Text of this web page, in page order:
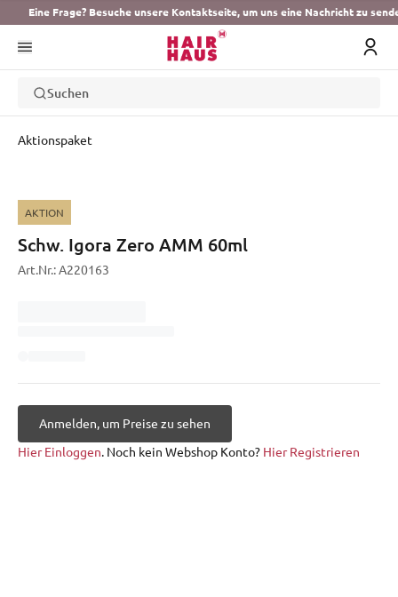
Eine Frage? Besuche unsere Kontaktseite, um uns eine Nachricht zu
Suchen
Aktionspaket
AKTION
Schw. Igora Zero AMM 60ml
Art.Nr.:A220163
Anmelden, um Preise zu sehen
Hier Einloggen. Noch kein Webshop Konto? Hier Registrieren